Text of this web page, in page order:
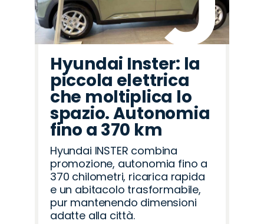
Hyundai Inster: la
piccola elettrica
che moltiplica lo
spazio. Autonomia
fino a 370 km
Hyundai INSTER combina
promozione, autonomia fino a
370 chilometri, ricarica rapida
e un abitacolo trasformabile,
pur mantenendo dimensioni
adatte alla città.